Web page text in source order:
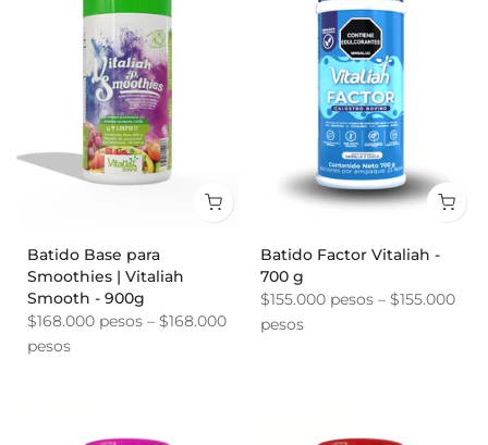
Batido Base para
Smoothies | Vitaliah
Smooth - 900g
$168.000 pesos – $168.000
pesos
Batido Factor Vitaliah -
700 g
$155.000 pesos – $155.000
pesos